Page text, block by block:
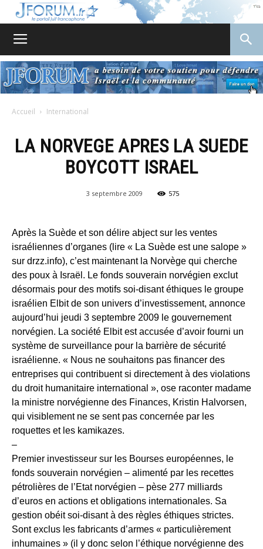
Accueil International
LA NORVEGE APRES LA SUEDE
BOYCOTT ISRAEL
3 septembre 2009 575
Après la Suède et son délire abject sur les ventes
israéliennes d’organes (lire « La Suède est une salope »
sur drzz.info), c’est maintenant la Norvège qui cherche
des poux à Israël. Le fonds souverain norvégien exclut
désormais pour des motifs soi-disant éthiques le groupe
israélien Elbit de son univers d’investissement, annonce
aujourd’hui jeudi 3 septembre 2009 le gouvernement
norvégien. La société Elbit est accusée d’avoir fourni un
système de surveillance pour la barrière de sécurité
israélienne. « Nous ne souhaitons pas financer des
entreprises qui contribuent si directement à des violations
du droit humanitaire international », ose raconter madame
la ministre norvégienne des Finances, Kristin Halvorsen,
qui visiblement ne se sent pas concernée par les
roquettes et les kamikazes.
–
Premier investisseur sur les Bourses européennes, le
fonds souverain norvégien – alimenté par les recettes
pétrolières de l’Etat norvégien – pèse 277 milliards
d’euros en actions et obligations internationales. Sa
gestion obéit soi-disant à des règles éthiques strictes.
Sont exclus les fabricants d’armes « particulièrement
inhumaines » (il y donc selon l’éthique norvégienne des